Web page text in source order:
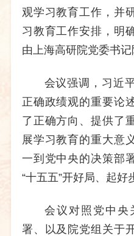
观学习教育工作，并
习教育工作安排，明
由上海高研院党委书记
会议强调，习近
正确政绩观的重要论
了正确方向、提供了
展学习教育的重大意
一到党中央的决策部
“十五五”开好局、起好
会议对照党中央
署、以及院党组关于